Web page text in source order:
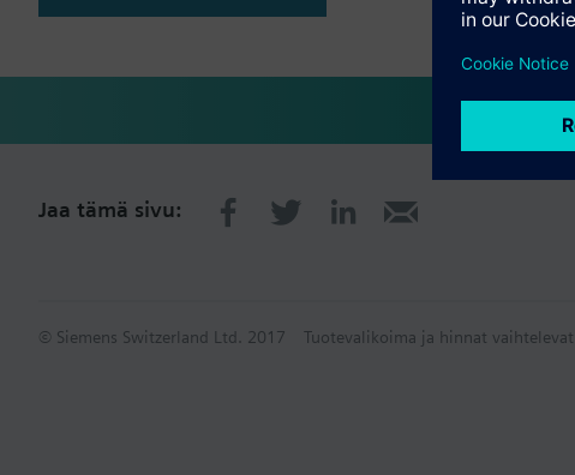
Jaa tämä sivu:
© Siemens Switzerland Ltd. 2017 Tuotevalikoima ja hinnat